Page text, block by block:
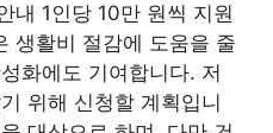
내 1인당 10만 원씩 지원
생활비 절감에 도움을 줄
화에도 기여합니다. 저
위해 신청할 계획입니